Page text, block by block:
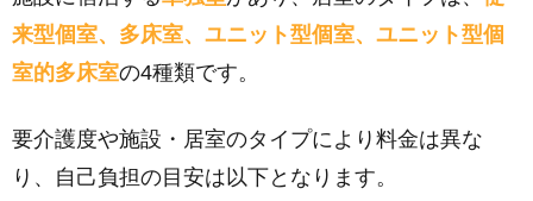
来型個室、多床室、ユニット型個室、ユニット型個
室的多床室の4種類です。
要介護度や施設・居室のタイプにより料金は異な
り、自己負担の目安は以下となります。